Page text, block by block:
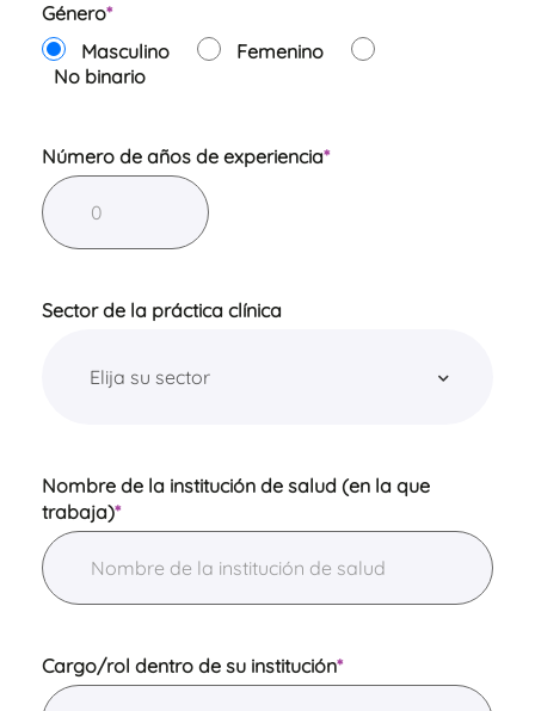
Género*
Masculino
Femenino
No binario
Número de años de experiencia*
Sector de la práctica clínica
Nombre de la institución de salud (en la que
trabaja)*
Cargo/rol dentro de su institución*